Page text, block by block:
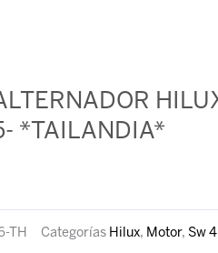
*TAILANDIA*
TH Categorías Hilux, Motor, Sw 4